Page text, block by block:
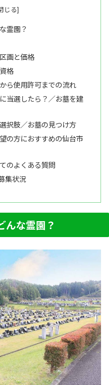
霊園？
画と価格
格
ら使用許可までの流れ
当選したら？／お墓を建
択肢／お墓の見つけ方
の方におすすめの仙台市
のよくある質問
集状況
んな霊園？